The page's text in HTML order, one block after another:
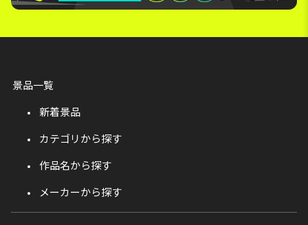
景品一覧
新着景品
カテゴリから探す
作品名から探す
メーカーから探す